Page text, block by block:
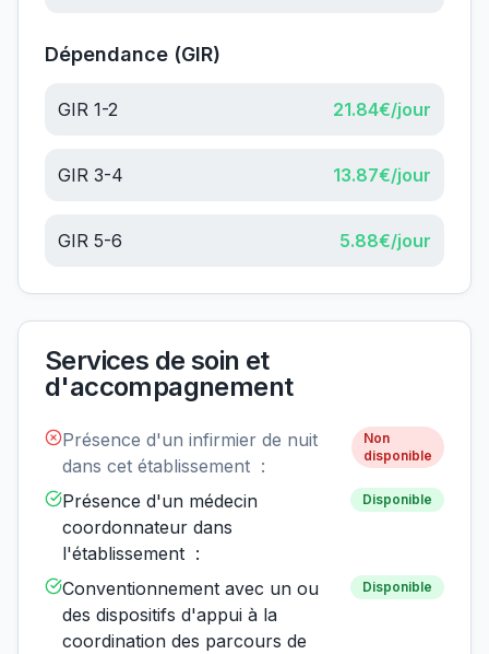
Dépendance (GIR)
GIR 1-2 21.84€/jour
GIR 3-4 13.87€/jour
GIR 5-6 5.88€/jour
Services de soin et
d'accompagnement
Présence d'un infirmier de nuit
dans cet établissement :
Non
disponible
Présence d'un médecin
coordonnateur dans
l'établissement :
Disponible
Conventionnement avec un ou
des dispositifs d'appui à la
coordination des parcours de
Disponible